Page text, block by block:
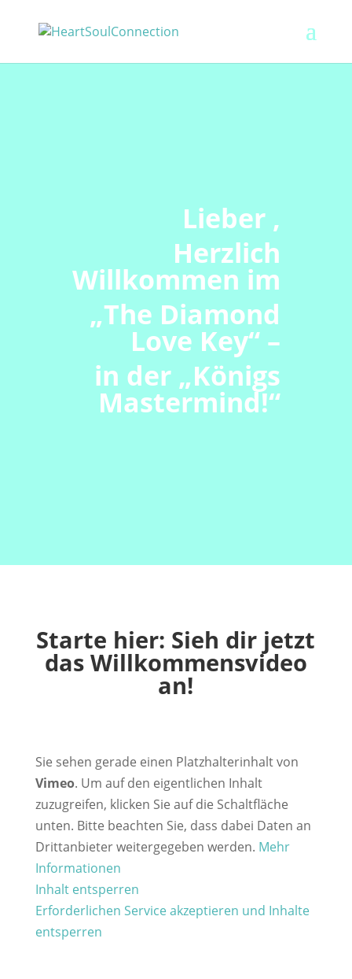
Lieber ,
Herzlich
Willkommen im
„The Diamond
Love Key“ –
in der „Königs
Mastermind!“
Starte hier: Sieh dir jetzt
das Willkommensvideo
an!
Sie sehen gerade einen Platzhalterinhalt von
Vimeo. Um auf den eigentlichen Inhalt
zuzugreifen, klicken Sie auf die Schaltfläche
unten. Bitte beachten Sie, dass dabei Daten an
Drittanbieter weitergegeben werden. Mehr
Informationen
Inhalt entsperren
Erforderlichen Service akzeptieren und Inhalte
entsperren